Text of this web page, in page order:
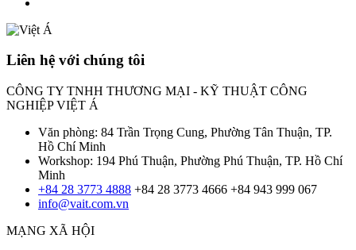
Liên hệ với chúng tôi
CÔNG TY TNHH THƯƠNG MẠI - KỸ THUẬT CÔNG
NGHIỆP VIỆT Á
Văn phòng: 84 Trần Trọng Cung, Phường Tân Thuận, TP.
Hồ Chí Minh
Workshop: 194 Phú Thuận, Phường Phú Thuận, TP. Hồ Chí
Minh
+84 28 3773 4888 +84 28 3773 4666 +84 943 999 067
info@vait.com.vn
MẠNG XÃ HỘI